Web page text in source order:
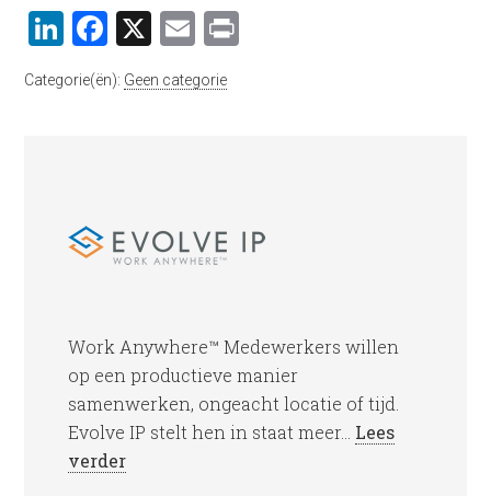
LinkedIn
Facebook
X Email
Categorie(ën): Geen categorie
Work Anywhere™ Medewerkers willen
op een productieve manier
samenwerken, ongeacht locatie of tijd.
Evolve IP stelt hen in staat meer... Lees
verder